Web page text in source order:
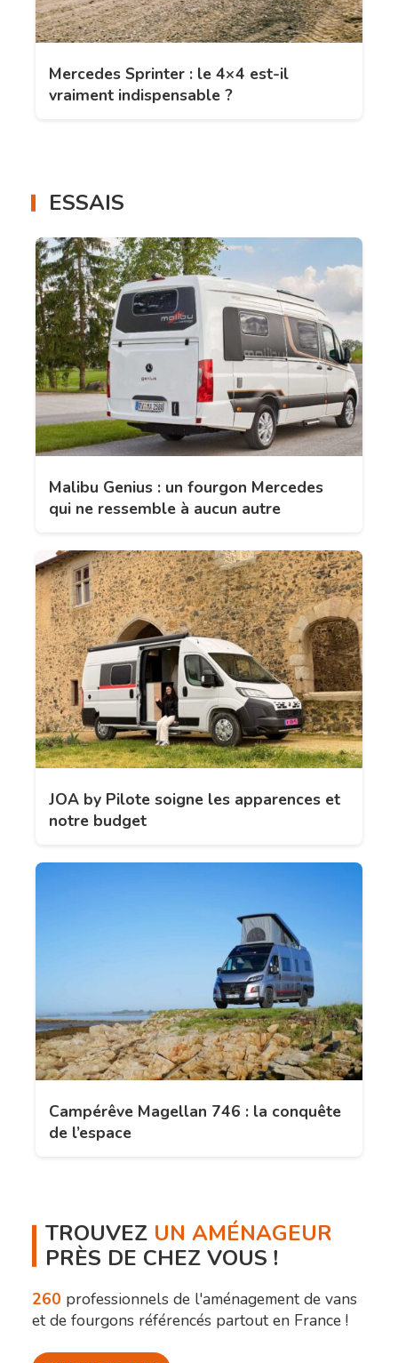
Mercedes Sprinter : le 4×4 est-il
vraiment indispensable ?
ESSAIS
Malibu Genius : un fourgon Mercedes
qui ne ressemble à aucun autre
JOA by Pilote soigne les apparences et
notre budget
Campérêve Magellan 746 : la conquête
de l’espace
TROUVEZ UN AMÉNAGEUR
PRÈS DE CHEZ VOUS !
260 professionnels de l'aménagement de vans
et de fourgons référencés partout en France !